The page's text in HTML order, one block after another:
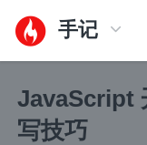
手记
JavaScript
写技巧